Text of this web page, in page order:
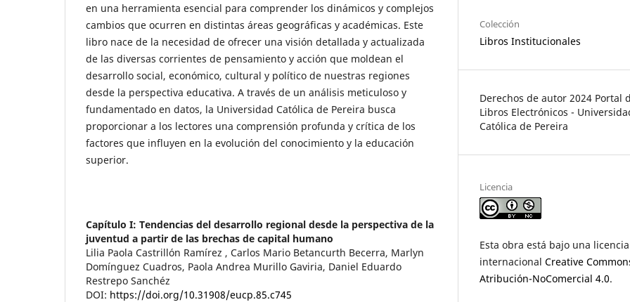
en una herramienta esencial para comprender los dinámicos y complejos
cambios que ocurren en distintas áreas geográficas y académicas. Este
libro nace de la necesidad de ofrecer una visión detallada y actualizada
de las diversas corrientes de pensamiento y acción que moldean el
desarrollo social, económico, cultural y político de nuestras regiones
desde la perspectiva educativa. A través de un análisis meticuloso y
fundamentado en datos, la Universidad Católica de Pereira busca
proporcionar a los lectores una comprensión profunda y crítica de los
factores que influyen en la evolución del conocimiento y la educación
superior.
Capítulo I: Tendencias del desarrollo regional desde la perspectiva de la
juventud a partir de las brechas de capital humano
Lilia Paola Castrillón Ramírez , Carlos Mario Betancurth Becerra, Marlyn
Domínguez Cuadros, Paola Andrea Murillo Gaviria, Daniel Eduardo
Restrepo Sanchéz
DOI: https://doi.org/10.31908/eucp.85.c745
Colección
Libros Institucionales
Derechos de autor 2024 Portal
Libros Electrónicos -
Católica de Pereira
Licencia
Esta obra está bajo una licencia
internacional Creative
Atribución-NoComercial 4.0.